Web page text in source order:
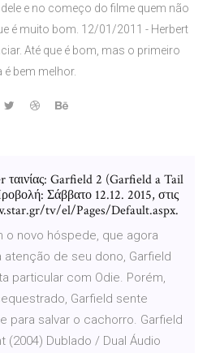
e no começo do filme quem não
é muito bom. 12/01/2011 - Herbert
Até que é bom, mas o primeiro
é bem melhor.
ταινίας: Garfield 2 (Garfield a Tail
Σάββατο 12.12. 2015, στις
tv/el/Pages/Default.aspx.
o novo hóspede, que agora
atenção de seu dono, Garfield
particular com Odie. Porém,
Garfield sente
para salvar o cachorro. Garfield
(2004) Dublado / Dual Áudio